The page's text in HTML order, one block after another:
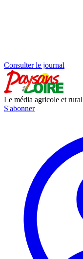
Consulter le journal
Le média agricole et
S'abonner